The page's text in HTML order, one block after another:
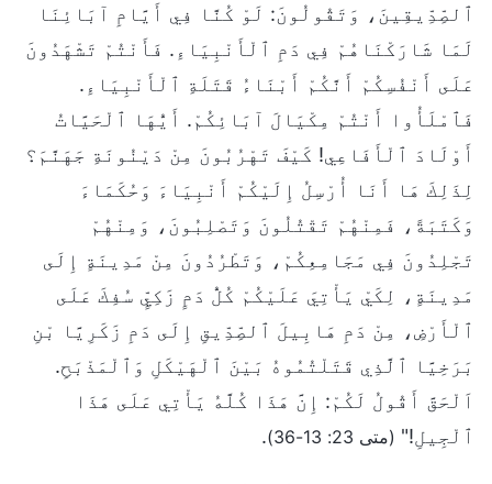
ٱلصِّدِّيقِينَ، وَتَقُولُونَ: لَوْ كُنَّا فِي أَيَّامِ آبَائِنَا
لَمَا شَارَكْنَاهُمْ فِي دَمِ ٱلْأَنْبِيَاءِ. فَأَنْتُمْ تَشْهَدُونَ
عَلَى أَنْفُسِكُمْ أَنَّكُمْ أَبْنَاءُ قَتَلَةِ ٱلْأَنْبِيَاءِ.
فَٱمْلَأُوا أَنْتُمْ مِكْيَالَ آبَائِكُمْ. أَيُّهَا ٱلْحَيَّاتُ
أَوْلَادَ ٱلْأَفَاعِي! كَيْفَ تَهْرُبُونَ مِنْ دَيْنُونَةِ جَهَنَّمَ؟
لِذَلِكَ هَا أَنَا أُرْسِلُ إِلَيْكُمْ أَنْبِيَاءَ وَحُكَمَاءَ
وَكَتَبَةً، فَمِنْهُمْ تَقْتُلُونَ وَتَصْلِبُونَ، وَمِنْهُمْ
تَجْلِدُونَ فِي مَجَامِعِكُمْ، وَتَطْرُدُونَ مِنْ مَدِينَةٍ إِلَى
مَدِينَةٍ، لِكَيْ يَأْتِيَ عَلَيْكُمْ كُلُّ دَمٍ زَكِيٍّ سُفِكَ عَلَى
ٱلْأَرْضِ، مِنْ دَمِ هَابِيلَ ٱلصِّدِّيقِ إِلَى دَمِ زَكَرِيَّا بْنِ
بَرَخِيَّا ٱلَّذِي قَتَلْتُمُوهُ بَيْنَ ٱلْهَيْكَلِ وَٱلْمَذْبَحِ.
اَلْحَقَّ أَقُولُ لَكُمْ: إِنَّ هَذَا كُلَّهُ يَأْتِي عَلَى هَذَا
ٱلْجِيلِ!" (متى 23: 13-36) .